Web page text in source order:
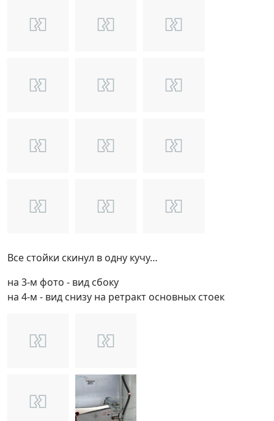
Все стойки скинул в одну кучу…
на 3-м фото - вид сбоку
на 4-м - вид снизу на ретракт основных стоек